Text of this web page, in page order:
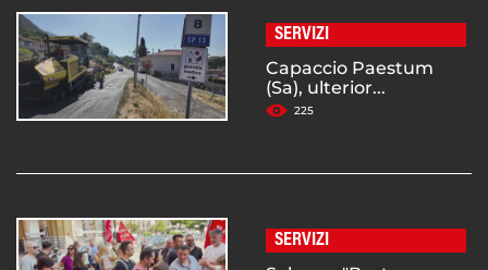
SERVIZI
Capaccio Paestum
(Sa), ulterior...
225
SERVIZI